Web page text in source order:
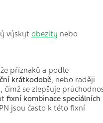
výskyt obezity nebo
příznaků a podle
krátkodobě, nebo raději
se zlepšuje
fixní kombinace speciálních
jsou často k této fixní